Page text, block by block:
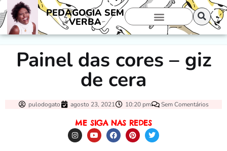
PEDAGOGIA SEM
VERBA
Painel das cores – giz
de cera
pulodogato agosto 23, 2021 10:20 pm Sem Comentários
ME SIGA NAS REDES